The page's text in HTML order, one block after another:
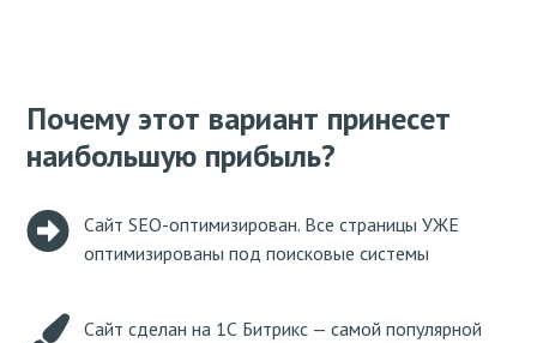
Почему этот вариант принесет
наибольшую прибыль?
Сайт SEO-оптимизирован. Все страницы УЖЕ
оптимизированы под поисковые системы
Сайт сделан на 1С Битрикс — самой популярной